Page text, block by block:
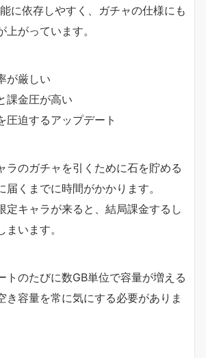
に依存しやすく、ガチャの仕様にも
がっています。
が厳しい
課金圧が高い
圧迫するアップデート
ラのガチャを引くために石を貯める
届くまでに時間がかかります。
定キャラが来ると、結局課金するし
います。
トのたびに数GB単位で容量が増える
き容量を常に気にする必要がありま